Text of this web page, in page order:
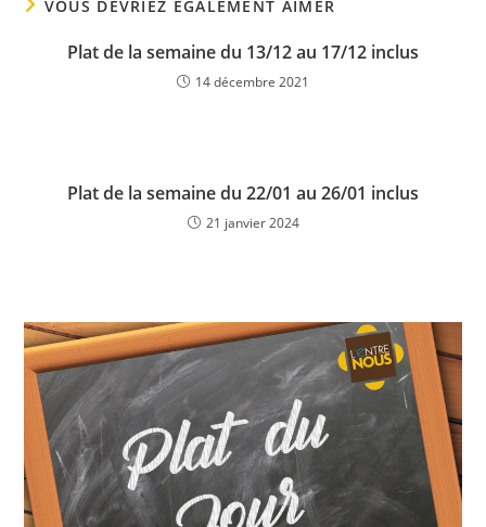
VOUS DEVRIEZ ÉGALEMENT AIMER
Plat de la semaine du 13/12 au 17/12 inclus
14 décembre 2021
Plat de la semaine du 22/01 au 26/01 inclus
21 janvier 2024